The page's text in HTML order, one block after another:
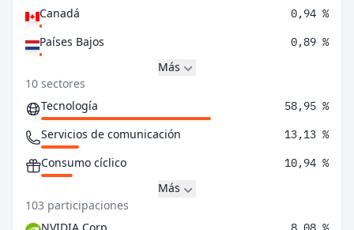
Canadá 0,94 %
Países Bajos 0,89 %
Más
10 sectores
Tecnología
58,95 %
Servicios de comunicación 13,13 %
Consumo cíclico 10,94 %
Más
103 participaciones
NVIDIA Corp